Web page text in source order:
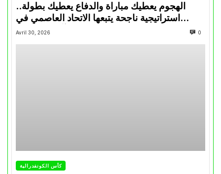
الهجوم يعطيك مباراة والدفاع يعطيك بطولة..
استراتيجية ناجحة يتبعها الاتحاد العاصمي في
تتويجاته آخر السنوات
Avril 30, 2026 0
كأس الكونفدرالية